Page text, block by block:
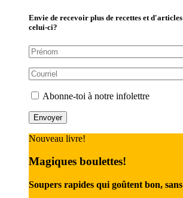
Envie de recevoir plus de recettes et
celui-ci?
Abonne-toi à notre infolettre
Nouveau livre!
Magiques boulettes!
Soupers rapides qui goûtent bon,